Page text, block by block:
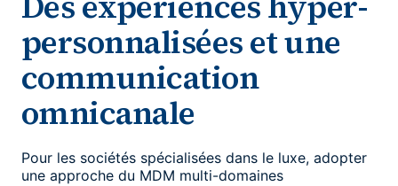
personnalisées et une
communication
omnicanale
Pour les sociétés spécialisées dans le luxe, adopter
une approche du MDM multi-domaines